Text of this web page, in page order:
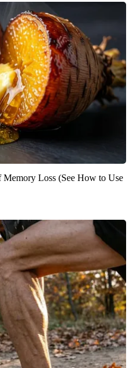
Loss (See How to Use